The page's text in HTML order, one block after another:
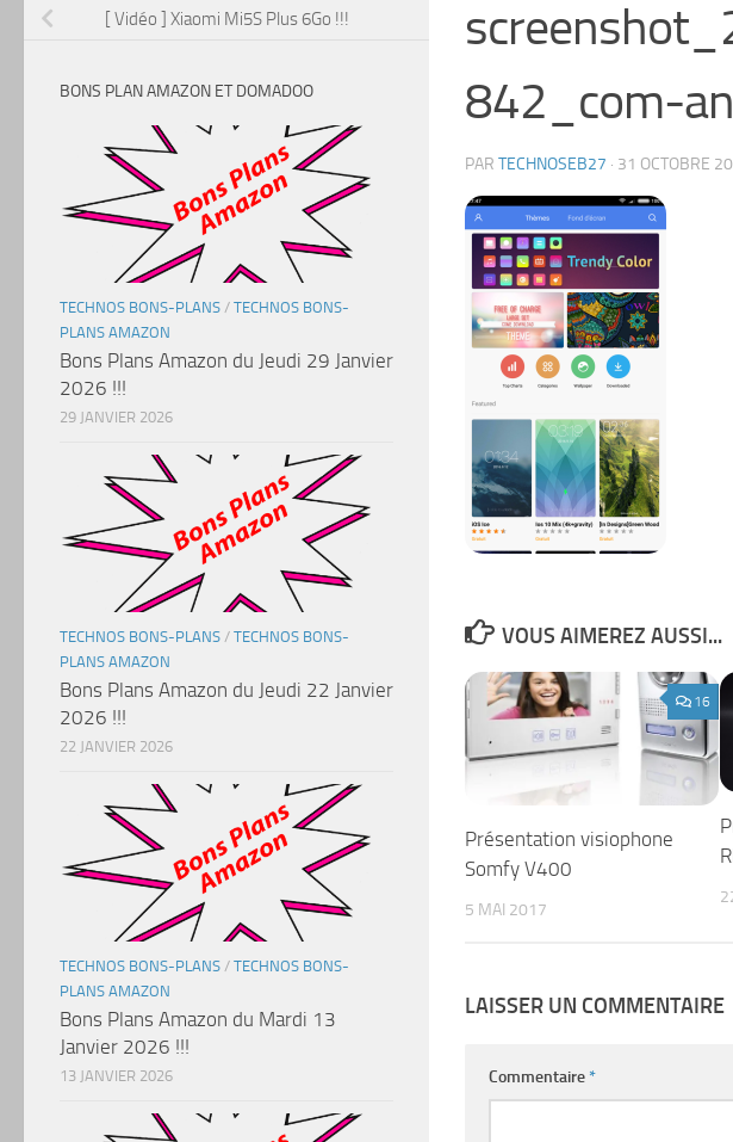
842_com-
PAR TECHNOSEB27 · 31 OCTOBRE
VOUS AIMEREZ AUSSI...
16
Présentation visiophone
Somfy V400
5 MAI 2017
LAISSER UN COMMENTAIRE
Commentaire*
[ Vidéo ] Xiaomi Mi5S Plus 6Go !!!
BONS PLAN AMAZON ET DOMADOO
TECHNOS BONS-PLANS / TECHNOS BONS-
PLANS AMAZON
Bons Plans Amazon du Jeudi 29 Janvier
2026 !!!
29 JANVIER 2026
TECHNOS BONS-PLANS / TECHNOS BONS-
PLANS AMAZON
Bons Plans Amazon du Jeudi 22 Janvier
2026 !!!
22 JANVIER 2026
TECHNOS BONS-PLANS / TECHNOS BONS-
PLANS AMAZON
Bons Plans Amazon du Mardi 13
Janvier 2026 !!!
13 JANVIER 2026